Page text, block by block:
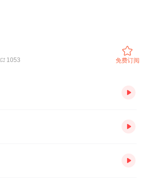
以增强人体肉身力量，代号“莽”。
强的卡牌甚至能发出元气弹。
，可以进行宠物养成，最后进化成
组合技“疾风剑魔之心”
=组合技“鬼侍·疾风怒嚎”
合技“附着烈焰”
合技“黑武士”
1053 免费订阅